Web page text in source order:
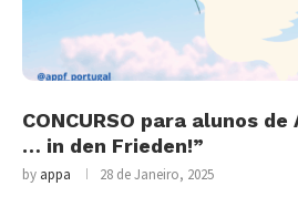
CONCURSO para alunos
… in den Frieden!”
by appa 28 de Janeiro, 2025